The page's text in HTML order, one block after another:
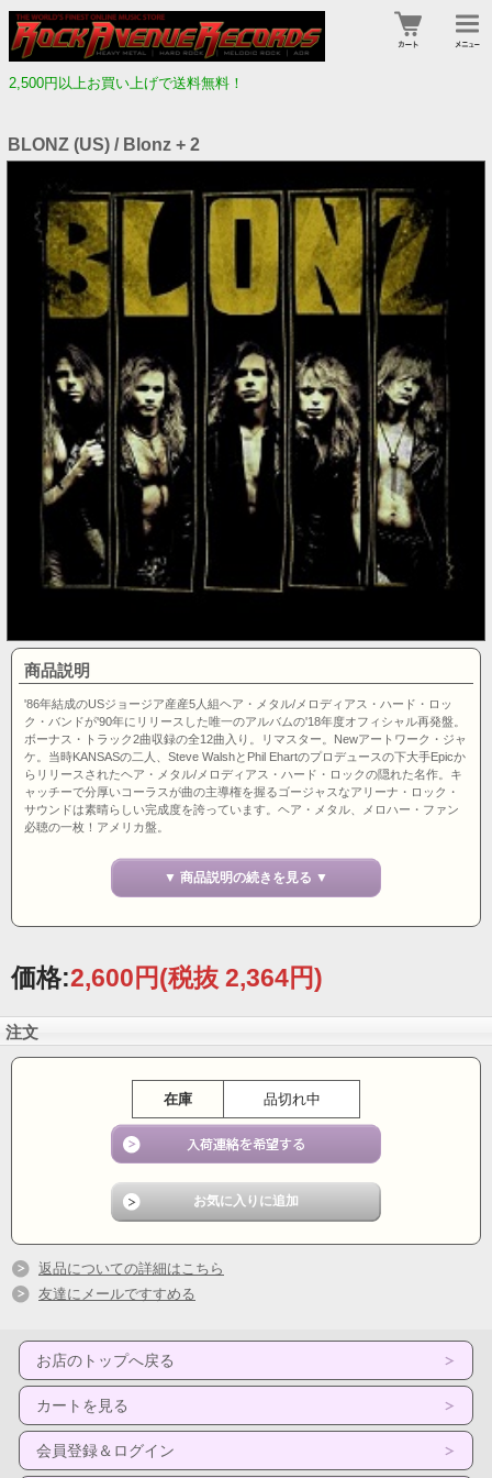
2,500円以上お買い上げで送料無料！
BLONZ (US) / Blonz + 2
商品説明
'86年結成のUSジョージア産産5人組ヘア・メタル/メロディアス・ハード・ロッ
ク・バンドが'90年にリリースした唯一のアルバムの'18年度オフィシャル再発盤。
ボーナス・トラック2曲収録の全12曲入り。リマスター。Newアートワーク・ジャ
ケ。当時KANSASの二人、Steve WalshとPhil Ehartのプロデュースの下大手Epicか
らリリースされたヘア・メタル/メロディアス・ハード・ロックの隠れた名作。キ
ャッチーで分厚いコーラスが曲の主導権を握るゴージャスなアリーナ・ロック・
サウンドは素晴らしい完成度を誇っています。ヘア・メタル、メロハー・ファン
必聴の一枚！アメリカ盤。
▼ 商品説明の続きを見る ▼
価格:2,600円(税抜 2,364円)
注文
在庫 品切れ中
返品についての詳細はこちら
友達にメールですすめる
お店のトップへ戻る
カートを見る
会員登録＆ログイン